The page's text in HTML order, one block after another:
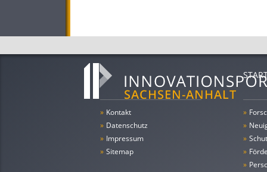
» Kontakt
» Datenschutz
» Impressum
» Sitemap
»
»
»
»
»